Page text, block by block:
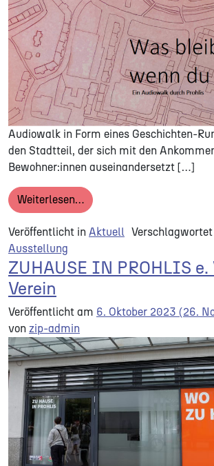
Audiowalk in Form eines Geschichten-
den Stadtteil, der sich mit den
Bewohner:innen auseinandersetzt […]
Weiterlesen… from Was Bleibt Wenn Du
Veröffentlicht in Aktuell
Ausstellung
ZUHAUSE IN PROHLIS e.
Verein
Veröffentlicht am 6. Oktober 2023 (26.
von zip-admin